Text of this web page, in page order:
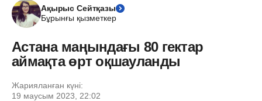
Ақырыс Сейтқазы
Бұрынғы қызметкер
Астана маңындағы 80 гектар
аймақта өрт оқшауланды
Жарияланған күні:
19 маусым 2023, 22:02